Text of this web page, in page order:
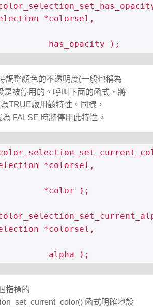
*colorsel,
has_opacity );
調整顏色的不透明度(一般也稱為
是被停用的。呼叫下面的函式，將
TRUE啟用該特性。同樣，
FALSE 時將停用此特性。
*colorsel,
*color );
*colorsel,
alpha );
指標的
函式明確地設